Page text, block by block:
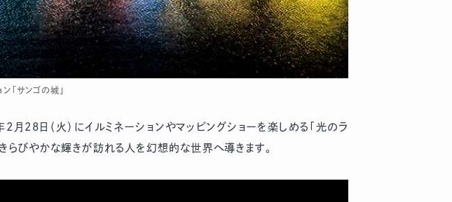
「サンゴの城」
28日（火）にイルミネーションやマッピングショーを楽しめる「光のラ
らびやかな輝きが訪れる人を幻想的な世界へ導きます。